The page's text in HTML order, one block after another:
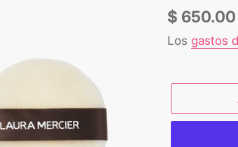
Precio
habitual
$ 650.00
Los gastos